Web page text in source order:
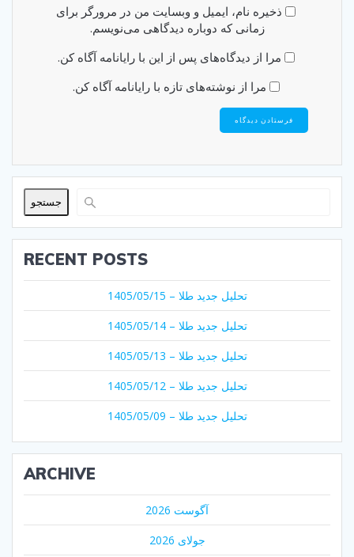
ذخیره نام، ایمیل و وبسایت من در مرورگر برای
زمانی که دوباره دیدگاهی می‌نویسم.
مرا از دیدگاه‌های پس از این با رایانامه آگاه کن.
مرا از نوشته‌های تازه با رایانامه آگاه کن.
جستجو
RECENT POSTS
تحلیل جدید طلا – 1405/05/15
تحلیل جدید طلا – 1405/05/14
تحلیل جدید طلا – 1405/05/13
تحلیل جدید طلا – 1405/05/12
تحلیل جدید طلا – 1405/05/09
ARCHIVE
آگوست 2026
جولای 2026